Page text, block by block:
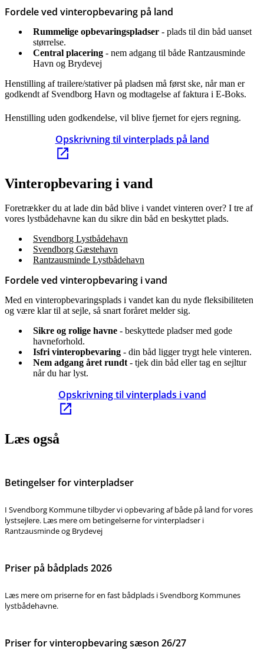
Fordele ved vinteropbevaring på land
Rummelige opbevaringspladser - plads til din båd uanset
størrelse.
Central placering - nem adgang til både Rantzausminde
Havn og Brydevej
Henstilling af trailere/stativer på pladsen må først ske, når man er
godkendt af Svendborg Havn og modtagelse af faktura i E-Boks.
Henstilling uden godkendelse, vil blive fjernet for ejers regning.
Opskrivning til vinterplads på land
Vinteropbevaring i vand
Foretrækker du at lade din båd blive i vandet vinteren over? I tre af
vores lystbådehavne kan du sikre din båd en beskyttet plads.
Svendborg Lystbådehavn
Svendborg Gæstehavn
Rantzausminde Lystbådehavn
Fordele ved vinteropbevaring i vand
Med en vinteropbevaringsplads i vandet kan du nyde fleksibiliteten
og være klar til at sejle, så snart foråret melder sig.
Sikre og rolige havne - beskyttede pladser med gode
havneforhold.
Isfri vinteropbevaring - din båd ligger trygt hele vinteren.
Nem adgang året rundt- tjek din båd eller tag en sejltur
når du har lyst.
Opskrivning til vinterplads i vand
Læs også
Betingelser for vinterpladser
I Svendborg Kommune tilbyder vi opbevaring af både på land for vores
lystsejlere. Læs mere om betingelserne for vinterpladser i
Rantzausminde og Brydevej
Priser på bådplads 2026
Læs mere om priserne for en fast bådplads i Svendborg Kommunes
lystbådehavne.
Priser for vinteropbevaring sæson 26/27